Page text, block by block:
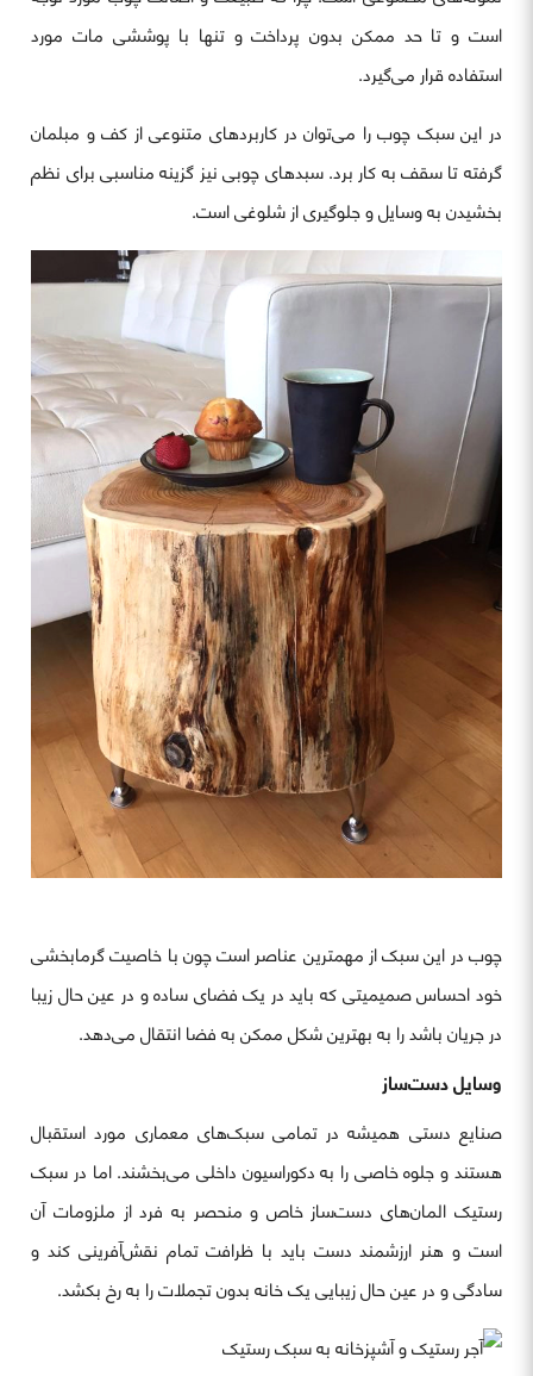
است و تا حد ممکن بدون پرداخت و تنها با پوششی مات مورد
استفاده قرار می‌گیرد.
در این سبک چوب را می‌توان در کاربردهای متنوعی از کف و مبلمان
گرفته تا سقف به کار برد. سبدهای چوبی نیز گزینه مناسبی برای نظم
بخشیدن به وسایل و جلوگیری از شلوغی است.
چوب در این سبک از مهمترین عناصر است چون با خاصیت گرمابخشی
خود احساس صمیمیتی که باید در یک فضای ساده و در عین حال زیبا
در جریان باشد را به بهترین شکل ممکن به فضا انتقال می‌دهد.
وسایل دست‌ساز
صنایع دستی همیشه در تمامی سبک‌های معماری مورد استقبال
هستند و جلوه خاصی را به دکوراسیون داخلی می‌بخشند. اما در سبک
رستیک المان‌های دست‌ساز خاص و منحصر به فرد از ملزومات آن
است و هنر ارزشمند دست باید با ظرافت تمام نقش‌آفرینی کند و
سادگی و در عین حال زیبایی یک خانه بدون تجملات را به رخ بکشد.